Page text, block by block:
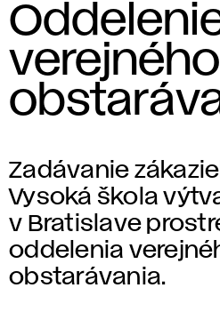
verejného
Zadávanie
Vysoká škola
v Bratislave
oddelenia
obstarávania.